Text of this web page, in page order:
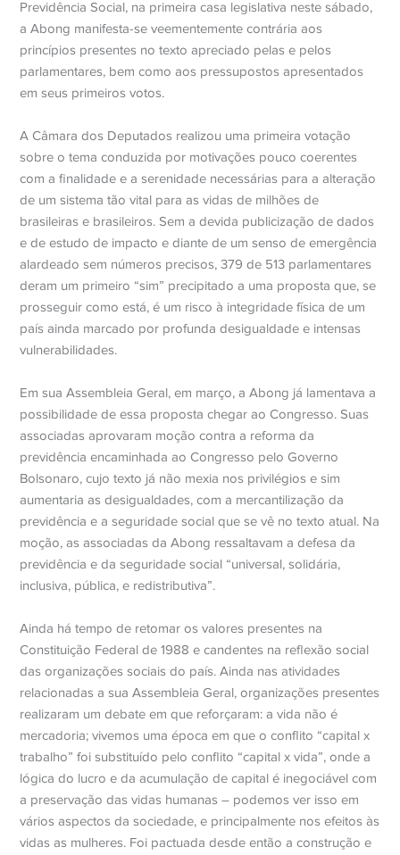
Previdência Social, na primeira casa legislativa neste sábado,
a Abong manifesta-se veementemente contrária aos
princípios presentes no texto apreciado pelas e pelos
parlamentares, bem como aos pressupostos apresentados
em seus primeiros votos.
A Câmara dos Deputados realizou uma primeira votação
sobre o tema conduzida por motivações pouco coerentes
com a finalidade e a serenidade necessárias para a alteração
de um sistema tão vital para as vidas de milhões de
brasileiras e brasileiros. Sem a devida publicização de dados
e de estudo de impacto e diante de um senso de emergência
alardeado sem números precisos, 379 de 513 parlamentares
deram um primeiro “sim” precipitado a uma proposta que, se
prosseguir como está, é um risco à integridade física de um
país ainda marcado por profunda desigualdade e intensas
vulnerabilidades.
Em sua Assembleia Geral, em março, a Abong já lamentava a
possibilidade de essa proposta chegar ao Congresso. Suas
associadas aprovaram moção contra a reforma da
previdência encaminhada ao Congresso pelo Governo
Bolsonaro, cujo texto já não mexia nos privilégios e sim
aumentaria as desigualdades, com a mercantilização da
previdência e a seguridade social que se vê no texto atual. Na
moção, as associadas da Abong ressaltavam a defesa da
previdência e da seguridade social “universal, solidária,
inclusiva, pública, e redistributiva”.
Ainda há tempo de retomar os valores presentes na
Constituição Federal de 1988 e candentes na reflexão social
das organizações sociais do país. Ainda nas atividades
relacionadas a sua Assembleia Geral, organizações presentes
realizaram um debate em que reforçaram: a vida não é
mercadoria; vivemos uma época em que o conflito “capital x
trabalho” foi substituído pelo conflito “capital x vida”, onde a
lógica do lucro e da acumulação de capital é inegociável com
a preservação das vidas humanas – podemos ver isso em
vários aspectos da sociedade, e principalmente nos efeitos às
vidas as mulheres. Foi pactuada desde então a construção e